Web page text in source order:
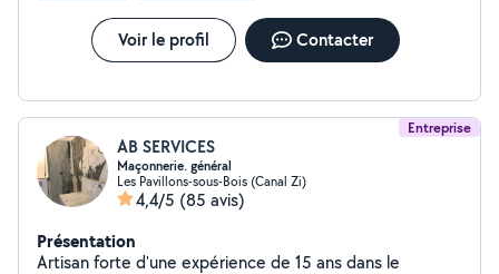
Voir le profil Contacter
Entreprise
AB SERVICES
Maçonnerie. général
Les Pavillons-sous-Bois (Canal Zi)
4,4/5 (85 avis)
Présentation
Artisan forte d'une expérience de 15 ans dans le